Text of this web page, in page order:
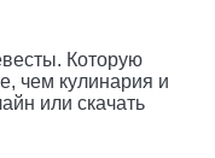
Которую
чем кулинария и
или скачать